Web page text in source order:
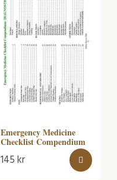
Emergency Medicine
Checklist Compendium
145kr